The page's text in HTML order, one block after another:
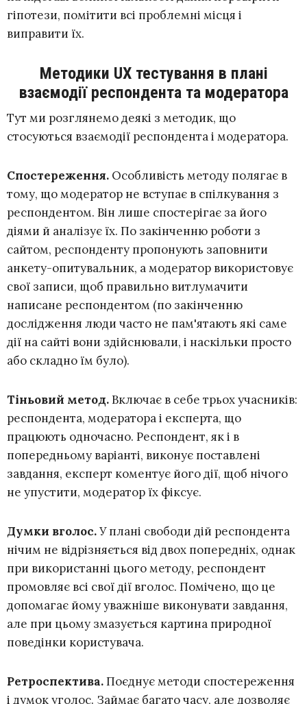
гіпотези, помітити всі проблемні місця і
виправити їх.
Методики UX тестування в плані
взаємодії респондента та модератора
Тут ми розглянемо деякі з методик, що
стосуються взаємодії респондента і модератора.
Спостереження. Особливість методу полягає в
тому, що модератор не вступає в спілкування з
респондентом. Він лише спостерігає за його
діями й аналізує їх. По закінченню роботи з
сайтом, респонденту пропонують заповнити
анкету-опитувальник, а модератор використовує
свої записи, щоб правильно витлумачити
написане респондентом (по закінченню
дослідження люди часто не пам'ятають які саме
дії на сайті вони здійснювали, і наскільки просто
або складно їм було).
Тіньовий метод.Включає в себе трьох учасників:
респондента, модератора і експерта, що
працюють одночасно. Респондент, як і в
попередньому варіанті, виконує поставлені
завдання, експерт коментує його дії, щоб нічого
не упустити, модератор їх фіксує.
Думки вголос.У плані свободи дій респондента
нічим не відрізняється від двох попередніх, однак
при використанні цього методу, респондент
промовляє всі свої дії вголос. Помічено, що це
допомагає йому уважніше виконувати завдання,
але при цьому змазується картина природної
поведінки користувача.
Ретроспектива.Поєднує методи спостереження
і думок уголос. Займає багато часу, але дозволяє